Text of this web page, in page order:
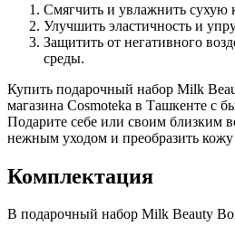
Смягчить и увлажнить сухую
Улучшить эластичность и
Защитить от негативного
среды.
Купить подарочный набор Milk
магазина Cosmoteka в Ташкенте с
Подарите себе или своим близким
нежным уходом и преобразить
Комплектация
В подарочный набор Milk Beauty